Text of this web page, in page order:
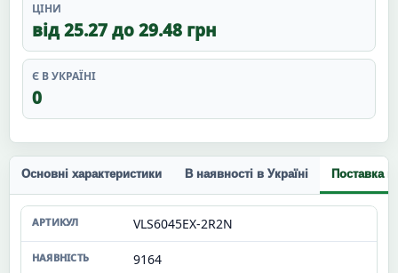
ЦІНИ
від 25.27 до 29.48 грн
Є В УКРАЇНІ
0
Основні характеристики В наявності в Україні Поставка
VLS6045EX-2R2N
9164